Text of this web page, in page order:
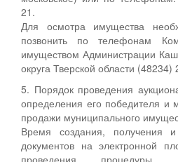
21.
Для осмотра имущества
позвонить по телефонам
имуществом Администрации
округа Тверской области
5. Порядок проведения
определения его победителя и
продажи муниципального
Время создания, получения и
документов на электронной
проведения процедуры